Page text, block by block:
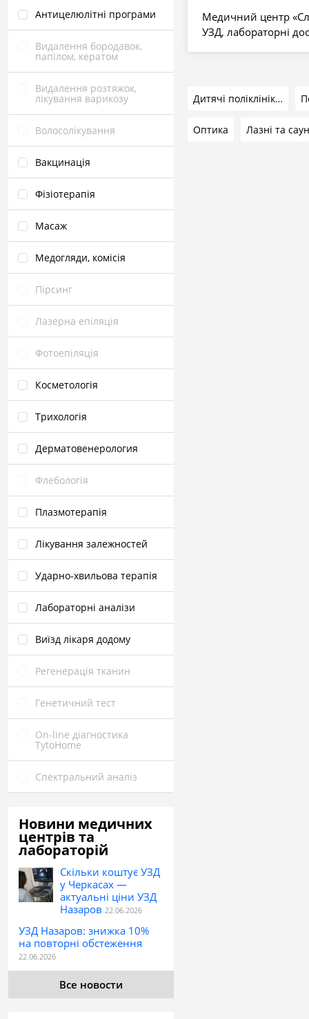
Антицелюлітні програми
Видалення бородавок,
папілом, кератом
Видалення розтяжок,
лікування варикозу
Волосолікування
Вакцинація
Фізіотерапія
Масаж
Медогляди, комісія
Пірсинг
Лазерна епіляція
Фотоепіляція
Косметологія
Трихологія
Дерматовенерология
Флебологія
Плазмотерапія
Лікування залежностей
Ударно‑хвильова терапія
Лабораторні аналізи
Виїзд лікаря додому
Pегенерація тканин
Генетичний тест
On‑line діагностика
TytoHome
Спектральний аналіз
Новини медичних
центрів та
лабораторій
Скільки коштує УЗД
у Черкасах —
актуальні ціни УЗД
Назаров
УЗД Назаров: знижка 10%
на повторні обстеження
Все новости
Медичний центр
УЗД, лабораторні
Дитячі поліклініки та лікарні
Оптика Лазні та